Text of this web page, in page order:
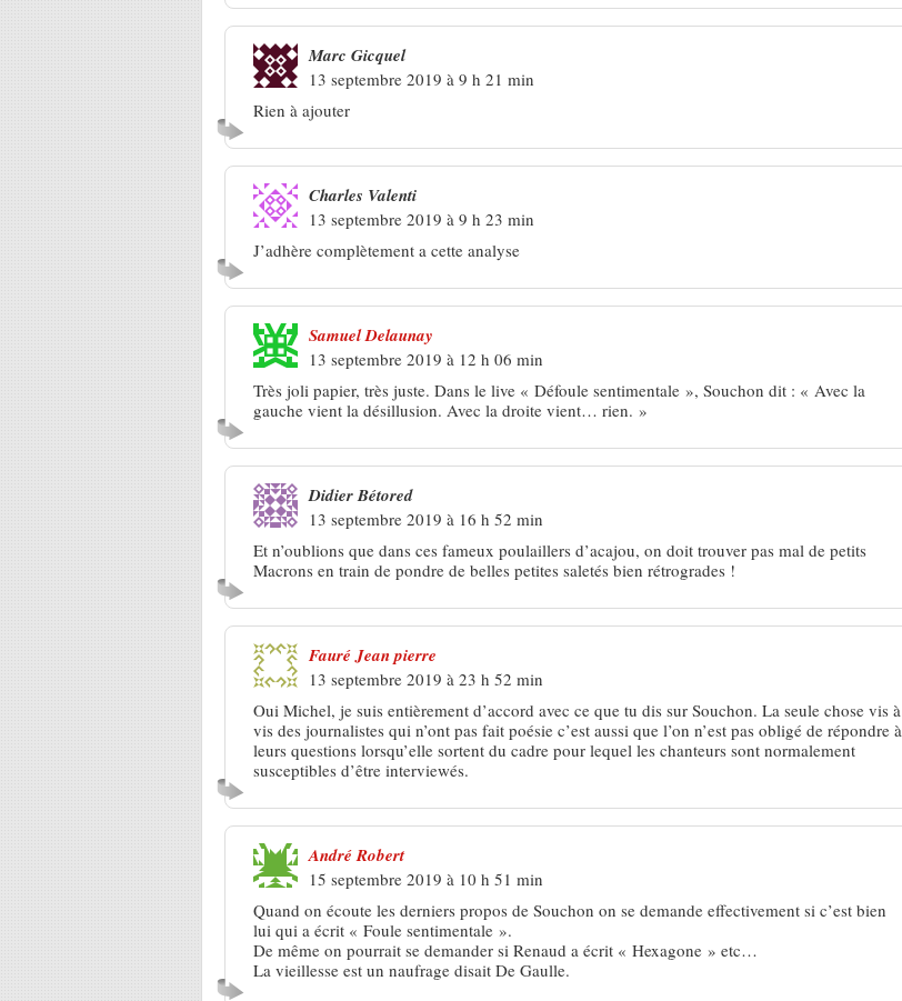
Marc Gicquel
13 septembre 2019 à 9 h 21 min
Rien à ajouter
Charles Valenti
13 septembre 2019 à 9 h 23 min
J’adhère complètement a cette analyse
Samuel Delaunay
13 septembre 2019 à 12 h 06 min
Très joli papier, très juste. Dans le live « Défoule sentimentale », Souchon dit : « Avec la
gauche vient la désillusion. Avec la droite vient… rien. »
Didier Bétored
13 septembre 2019 à 16 h 52 min
Et n’oublions que dans ces fameux poulaillers d’acajou, on doit trouver pas mal de petits
Macrons en train de pondre de belles petites saletés bien rétrogrades !
Fauré Jean pierre
13 septembre 2019 à 23 h 52 min
Oui Michel, je suis entièrement d’accord avec ce que tu dis sur Souchon. La seule chose vis à
vis des journalistes qui n’ont pas fait poésie c’est aussi que l’on n’est pas obligé de répondre à
leurs questions lorsqu’elle sortent du cadre pour lequel les chanteurs sont normalement
susceptibles d’être interviewés.
André Robert
15 septembre 2019 à 10 h 51 min
Quand on écoute les derniers propos de Souchon on se demande effectivement si c’est bien
lui qui a écrit « Foule sentimentale ».
De même on pourrait se demander si Renaud a écrit « Hexagone » etc…
La vieillesse est un naufrage disait De Gaulle.